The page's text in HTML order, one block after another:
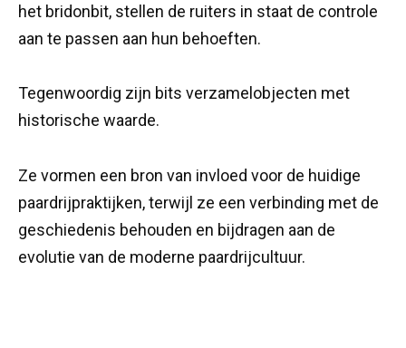
het bridonbit, stellen de ruiters in staat de controle
aan te passen aan hun behoeften.
Tegenwoordig zijn bits verzamelobjecten met
historische waarde.
Ze vormen een bron van invloed voor de huidige
paardrijpraktijken, terwijl ze een verbinding met de
geschiedenis behouden en bijdragen aan de
evolutie van de moderne paardrijcultuur.